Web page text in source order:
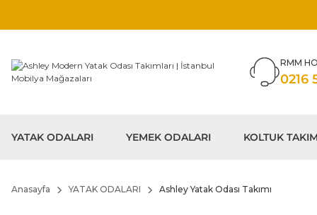
RMM
0216
YATAK ODALARI YEMEK ODALARI KOLTUK
Anasayfa YATAK ODALARI Ashley Yatak Odası Takımı